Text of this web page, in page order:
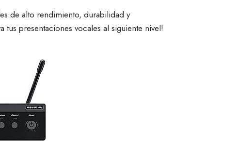
de alto rendimiento, durabilidad y
presentaciones vocales al siguiente nivel!